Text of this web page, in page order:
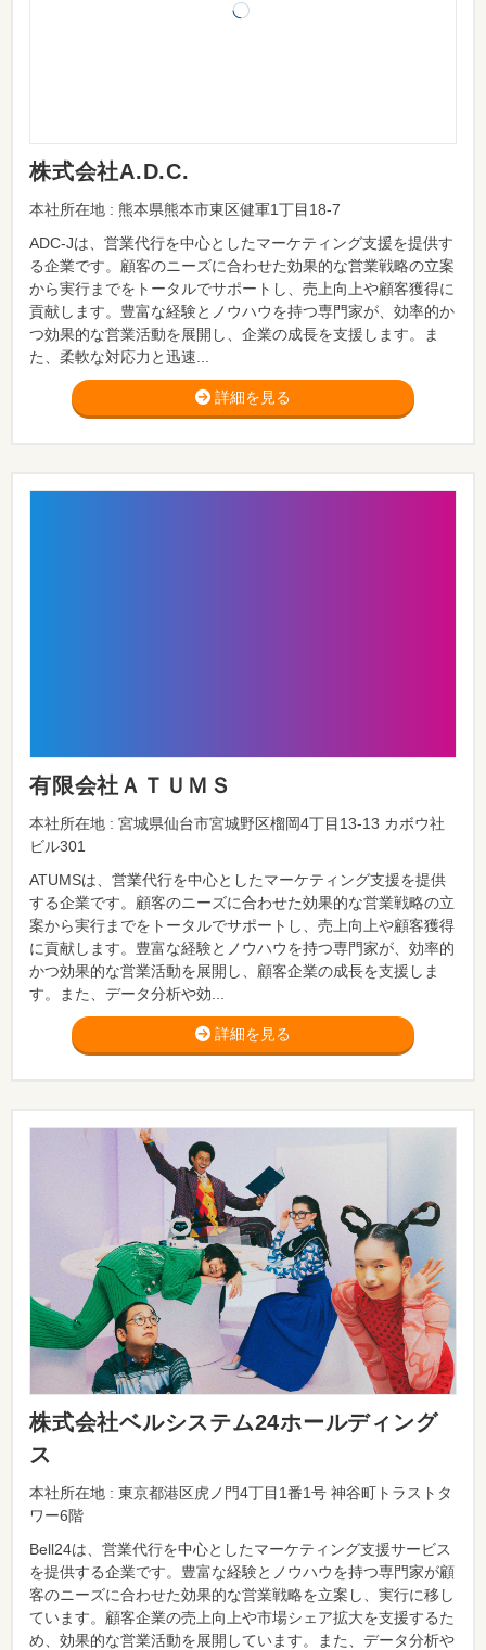
株式会社A.D.C.
本社所在地 : 熊本県熊本市東区健軍1丁目18-7
ADC-Jは、営業代行を中心としたマーケティング支援を提供す
る企業です。顧客のニーズに合わせた効果的な営業戦略の立案
から実行までをトータルでサポートし、売上向上や顧客獲得に
貢献します。豊富な経験とノウハウを持つ専門家が、効率的か
つ効果的な営業活動を展開し、企業の成長を支援します。ま
た、柔軟な対応力と迅速...
詳細を見る
有限会社ＡＴＵＭＳ
本社所在地 : 宮城県仙台市宮城野区榴岡4丁目13-13 カボウ社
ビル301
ATUMSは、営業代行を中心としたマーケティング支援を提供
する企業です。顧客のニーズに合わせた効果的な営業戦略の立
案から実行までをトータルでサポートし、売上向上や顧客獲得
に貢献します。豊富な経験とノウハウを持つ専門家が、効率的
かつ効果的な営業活動を展開し、顧客企業の成長を支援しま
す。また、データ分析や効...
詳細を見る
株式会社ベルシステム24ホールディング
ス
本社所在地 : 東京都港区虎ノ門4丁目1番1号 神谷町トラストタ
ワー6階
Bell24は、営業代行を中心としたマーケティング支援サービス
を提供する企業です。豊富な経験とノウハウを持つ専門家が顧
客のニーズに合わせた効果的な営業戦略を立案し、実行に移し
ています。顧客企業の売上向上や市場シェア拡大を支援するた
め、効果的な営業活動を展開しています。また、データ分析や